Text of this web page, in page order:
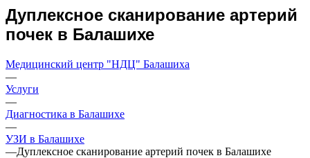
Дуплексное сканирование артерий
почек в Балашихе
Медицинский центр "НДЦ" Балашиха
—
Услуги
—
Диагностика в Балашихе
—
УЗИ в Балашихе
—Дуплексное сканирование артерий почек в Балашихе